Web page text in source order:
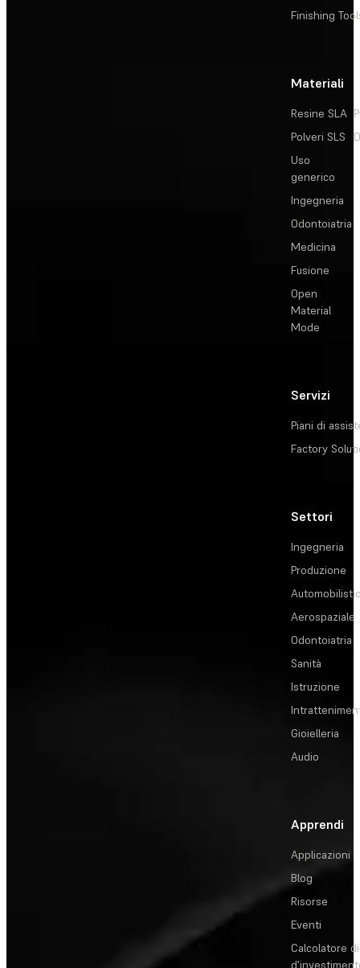
Finishing
Materiali
Resine SLA
Polveri SLS
Uso
generico
Ingegneria
Odontoiatria
Medicina
Fusione
Open
Material
Mode
Servizi
Piani di
Factory
Settori
Ingegneria
Produzione
Aerospaziale
Odontoiatria
Sanità
Istruzione
Gioielleria
Audio
Apprendi
Applicazioni
Blog
Risorse
Eventi
Calcolatore